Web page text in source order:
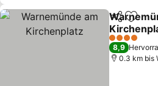
TeilenZu
4 Sterne
8,9
0.3 km bis